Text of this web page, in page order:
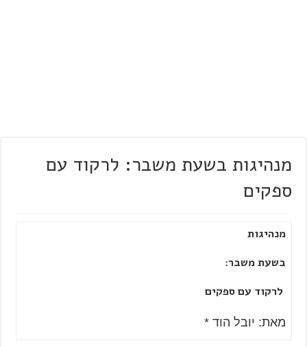
מנהיגות בשעת משבר: לרקוד עם
ספקים
מנהיגות
בשעת משבר:
לרקוד עם ספקים
מאת: יובל הוד *